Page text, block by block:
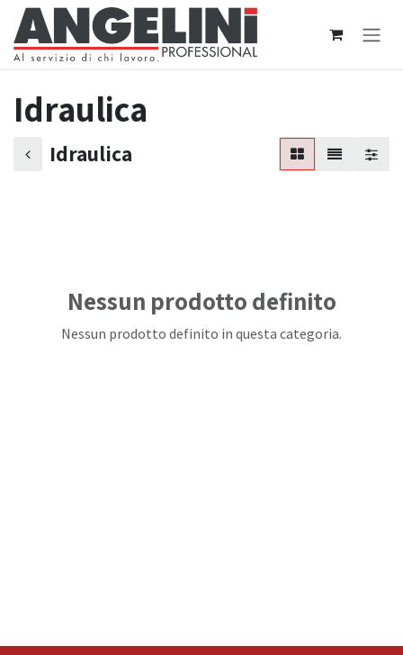
Passa al contenuto
Idraulica
Idraulica
Nessun prodotto definito
Nessun prodotto definito in questa categoria.